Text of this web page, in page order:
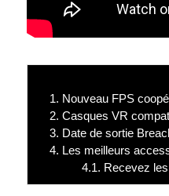
1. Nouveau FPS
2. Casques VR
3. Date de sortie
4. Les meilleurs
4.1. Recevez